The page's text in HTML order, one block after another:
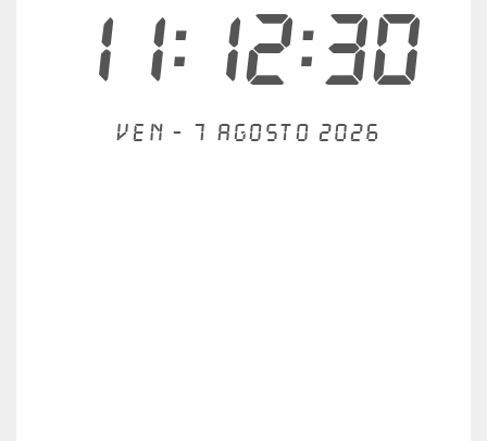
11:12:30
Ven - 7 agosto 2026